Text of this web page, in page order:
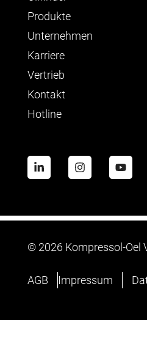
Produkte
Unternehmen
Karriere
Vertrieb
Kontakt
Hotline
© 2026 Kompressol-Oel
AGB Impressum